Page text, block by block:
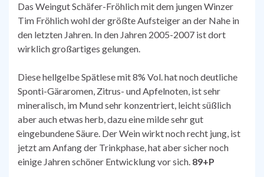
Das Weingut Schäfer-Fröhlich mit dem jungen Winzer
Tim Fröhlich wohl der größte Aufsteiger an der Nahe in
den letzten Jahren. In den Jahren 2005-2007 ist dort
wirklich großartiges gelungen.
Diese hellgelbe Spätlese mit 8% Vol. hat noch deutliche
Sponti-Gäraromen, Zitrus- und Apfelnoten, ist sehr
mineralisch, im Mund sehr konzentriert, leicht süßlich
aber auch etwas herb, dazu eine milde sehr gut
eingebundene Säure. Der Wein wirkt noch recht jung, ist
jetzt am Anfang der Trinkphase, hat aber sicher noch
einige Jahren schöner Entwicklung vor sich. 89+P